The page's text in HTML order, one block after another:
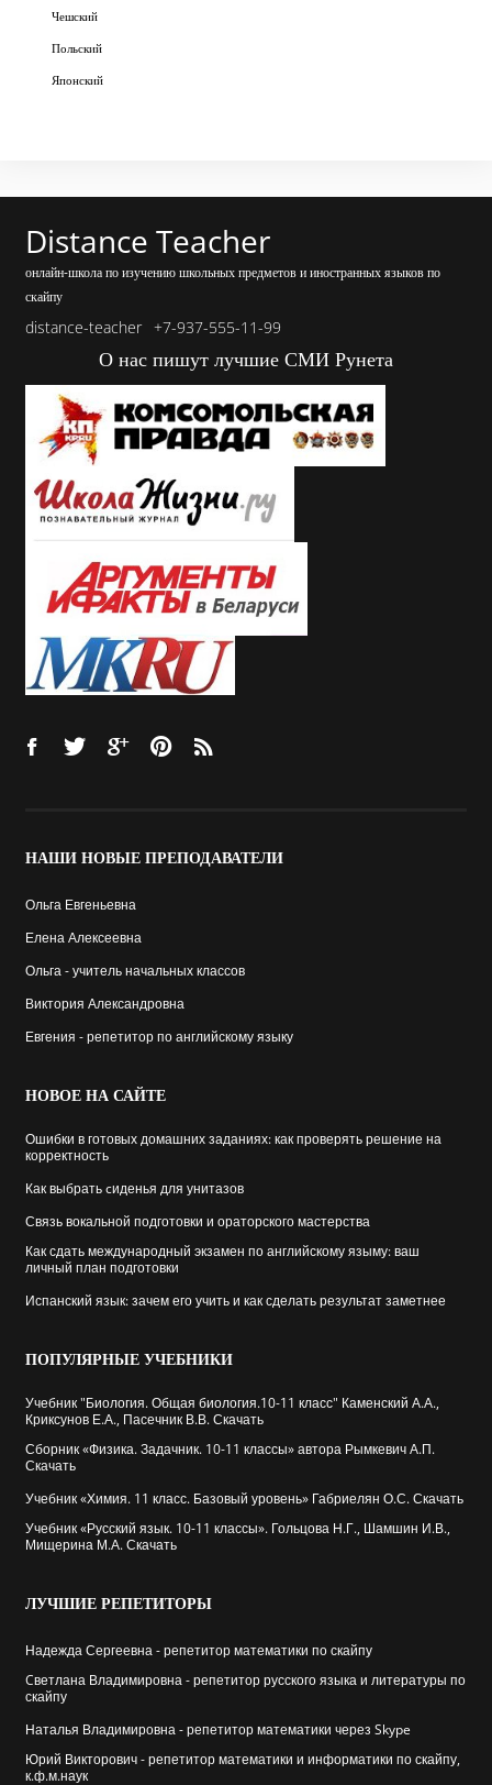
Чешский
Польский
Японский
Distance Teacher
онлайн-школа по изучению школьных предметов и иностранных языков по
скайпу
distance-teacher +7-937-555-11-99
О нас пишут лучшие СМИ Рунета
НАШИ НОВЫЕ ПРЕПОДАВАТЕЛИ
Ольга Евгеньевна
Елена Алексеевна
Ольга - учитель начальных классов
Виктория Александровна
Евгения - репетитор по английскому языку
НОВОЕ НА САЙТЕ
Ошибки в готовых домашних заданиях: как проверять решение на
корректность
Как выбрать cиденья для унитазов
Связь вокальной подготовки и ораторского мастерства
Как сдать международный экзамен по английскому языму: ваш
личный план подготовки
Испанский язык: зачем его учить и как сделать результат заметнее
ПОПУЛЯРНЫЕ УЧЕБНИКИ
Учебник "Биология. Общая биология.10-11 класс" Каменский А.А.,
Криксунов Е.А., Пасечник В.В. Скачать
Сборник «Физика. Задачник. 10-11 классы» автора Рымкевич А.П.
Скачать
Учебник «Химия. 11 класс. Базовый уровень» Габриелян О.С. Скачать
Учебник «Русский язык. 10-11 классы». Гольцова Н.Г., Шамшин И.В.,
Мищерина М.А. Скачать
ЛУЧШИЕ РЕПЕТИТОРЫ
Надежда Сергеевна - репетитор математики по скайпу
Cветлана Владимировна - репетитор русского языка и литературы по
скайпу
Наталья Владимировна - репетитор математики через Skype
Юрий Викторович - репетитор математики и информатики по скайпу,
к.ф.м.наук